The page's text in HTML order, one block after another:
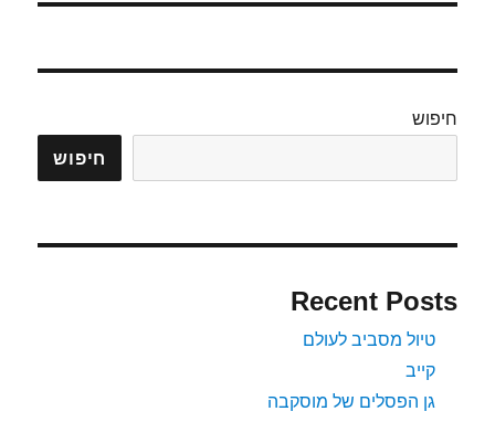
חיפוש
חיפוש
Recent Posts
טיול מסביב לעולם
קייב
גן הפסלים של מוסקבה